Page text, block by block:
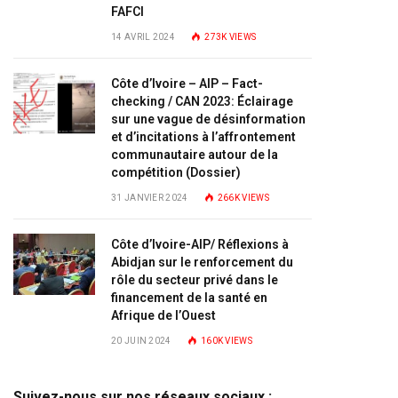
FAFCI
14 AVRIL 2024 273K VIEWS
Côte d’Ivoire – AIP – Fact-
checking / CAN 2023: Éclairage
sur une vague de désinformation
et d’incitations à l’affrontement
communautaire autour de la
compétition (Dossier)
31 JANVIER 2024 266KVIEWS
Côte d’Ivoire-AIP/ Réflexions à
Abidjan sur le renforcement du
rôle du secteur privé dans le
financement de la santé en
Afrique de l’Ouest
20 JUIN 2024 160KVIEWS